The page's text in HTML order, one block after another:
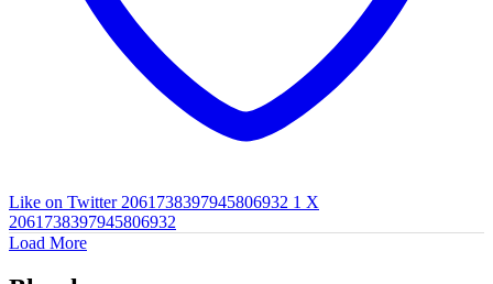
Like on Twitter 2061738397945806932 1 X
2061738397945806932
Load More